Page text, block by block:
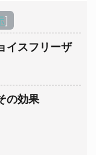
]
イスフリーザ
の効果